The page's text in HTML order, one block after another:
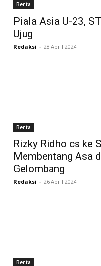
Berita
Piala Asia U-23,
Ujug
Redaksi - 28 April 2024
Berita
Rizky Ridho cs ke
Membentang Asa
Gelombang
Redaksi - 26 April 2024
Berita